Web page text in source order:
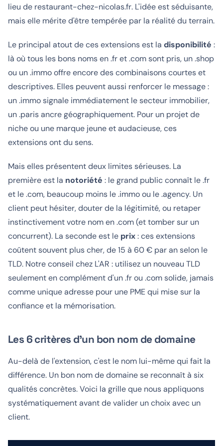
lieu de restaurant-chez-nicolas.fr. L'idée est séduisante,
mais elle mérite d'être tempérée par la réalité du terrain.
Le principal atout de ces extensions est la disponibilité :
là où tous les bons noms en .fr et .com sont pris, un .shop
ou un .immo offre encore des combinaisons courtes et
descriptives. Elles peuvent aussi renforcer le message :
un .immo signale immédiatement le secteur immobilier,
un .paris ancre géographiquement. Pour un projet de
niche ou une marque jeune et audacieuse, ces
extensions ont du sens.
Mais elles présentent deux limites sérieuses. La
première est la notoriété : le grand public connaît le .fr
et le .com, beaucoup moins le .immo ou le .agency. Un
client peut hésiter, douter de la légitimité, ou retaper
instinctivement votre nom en .com (et tomber sur un
concurrent). La seconde est le prix: ces extensions
coûtent souvent plus cher, de 15 à 60 € par an selon le
TLD. Notre conseil chez L'AR : utilisez un nouveau TLD
seulement en complément d'un .fr ou .com solide, jamais
comme unique adresse pour une PME qui mise sur la
confiance et la mémorisation.
Les 6 critères d'un bon nom de domaine
Au-delà de l'extension, c'est le nom lui-même qui fait la
différence. Un bon nom de domaine se reconnaît à six
qualités concrètes. Voici la grille que nous appliquons
systématiquement avant de valider un choix avec un
client.